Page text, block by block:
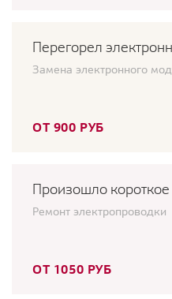
Перегорел
Замена электронного
ОТ 900 РУБ
Произошло
Ремонт электропроводки
ОТ 1050 РУБ